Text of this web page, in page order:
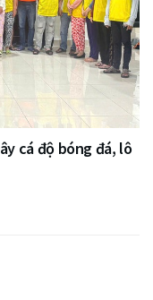
cá độ bóng đá, lô